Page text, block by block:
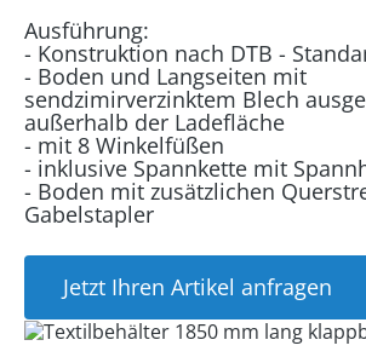
Ausführung:
- Konstruktion nach DTB -
- Boden und Langseiten mit
sendzimirverzinktem Blech
außerhalb der Ladefläche
- mit 8 Winkelfüßen
- inklusive Spannkette mit
- Boden mit zusätzlichen
Gabelstapler
Jetzt Ihren Artikel anfragen